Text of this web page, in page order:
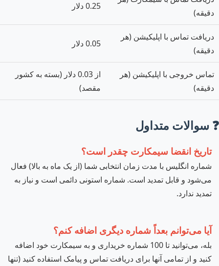
دقیقه)
0.25 دلار
دریافت تماس با اپلیکیشن (هر
دقیقه)
0.05 دلار
تماس خروجی با اپلیکیشن (هر
دقیقه)
از 0.03 دلار (بسته به کشور
مقصد)
❓ سوالات متداول
تاریخ انقضا سیمکارت چقدر است؟
شماره انگلیس با مدت زمان انتخابی شما (از یک ماه به بالا) فعال
می‌شود و قابل تمدید است. شماره استونی دائمی است و نیاز به
تمدید ندارد.
آیا می‌توانم بعداً شماره دیگری اضافه کنم؟
بله، می‌توانید تا 100 شماره خریداری و به سیمکارت خود اضافه
کنید و از تمامی آنها برای دریافت تماس و پیامک استفاده کنید (تنها